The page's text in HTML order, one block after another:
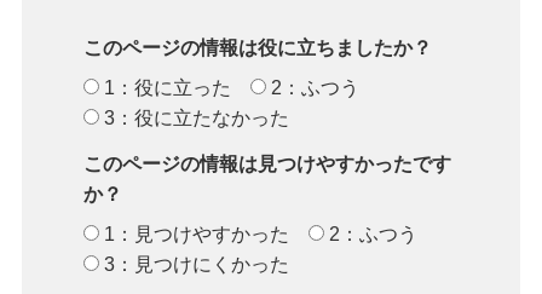
このページの情報は役に立ちましたか？
1：役に立った
2：ふつう
3：役に立たなかった
このページの情報は見つけやすかったです
か？
1：見つけやすかった
2：ふつう
3：見つけにくかった